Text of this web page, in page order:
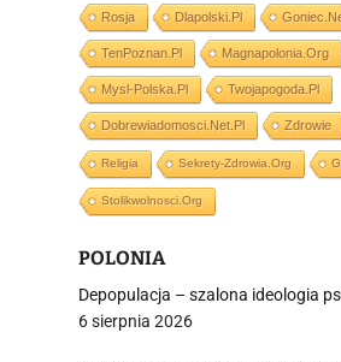
Rosja Dlapolski.pl
TenPoznan.pl Magnapolonia.org
Mysl-Polska.pl Twojapogoda.pl
Dobrewiadomosci.net.pl Zdrowie
Religia Sekrety-Zdrowia.org
Stolikwolnosci.org
POLONIA
Depopulacja – szalona ideologia
6 sierpnia 2026